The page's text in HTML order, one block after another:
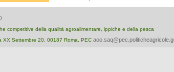
competitive della qualità agroalimentare, ippiche e della pesca
XX Settembre 20, 00187 Roma, PEC